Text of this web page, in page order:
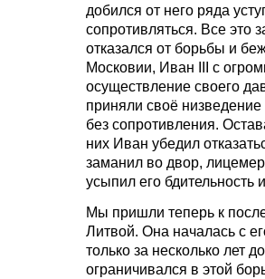
добился от него ряда
сопротивляться. Все это
отказался от борьбы и
Московии, Иван III с
осуществление своего
приняли своё
без сопротивления.
них Иван убедил
заманил во двор,
усыпил его бдительность
Мы пришли теперь к
Литвой. Она началась с
только за несколько лет
ограничивался в этой